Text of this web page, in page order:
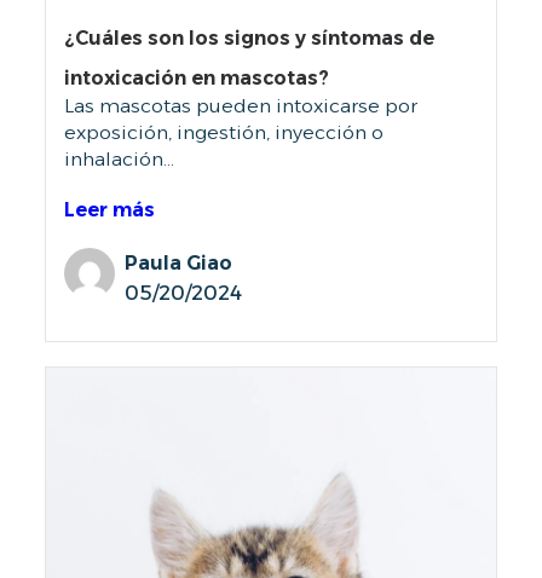
¿Cuáles son los signos y síntomas de
intoxicación en mascotas?
Las mascotas pueden intoxicarse por
exposición, ingestión, inyección o
inhalación...
Leer más
Paula Giao
05/20/2024